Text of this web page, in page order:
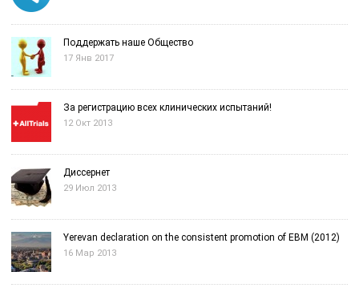
Поддержать наше Общество
17 Янв 2017
За регистрацию всех клинических испытаний!
12 Окт 2013
Диссернет
29 Июл 2013
Yerevan declaration on the consistent promotion of EBM (2012)
16 Мар 2013